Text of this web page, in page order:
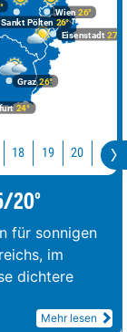
Graz26°
24°
Wien 26°
Eisenstadt 27°
Sankt Pölten 26°
18 19 20 21
20°
für sonnigen
im
dichtere
Mehr lesen